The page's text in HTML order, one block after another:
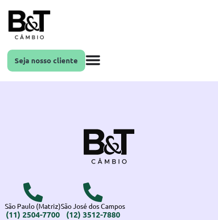
Seja nosso cliente
São Paulo (Matriz)
(11) 2504-7700
São José dos Campos
(12) 3512-7880